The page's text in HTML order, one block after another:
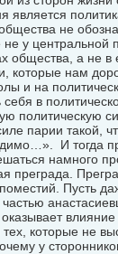
является
не
у центральной
общества, а не
которые нам
и на
себя в
политическую
парии такой,
И тогда
намного
преграда.
Пусть
которые не
у